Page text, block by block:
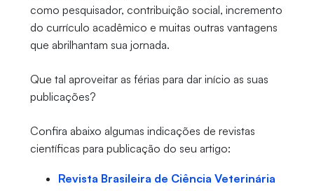
como pesquisador, contribuição social, incremento
do currículo acadêmico e muitas outras vantagens
que abrilhantam sua jornada.
Que tal aproveitar as férias para dar início as suas
publicações?
Confira abaixo algumas indicações de revistas
científicas para publicação do seu artigo:
Revista Brasileira de Ciência Veterinária